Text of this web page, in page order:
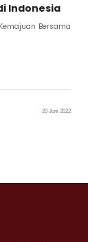
Indonesia
Bersama
20 Juni 2022